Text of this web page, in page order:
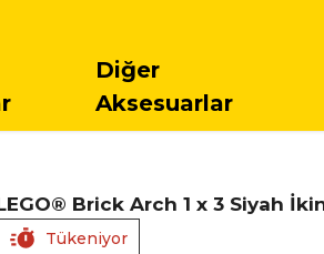
Diğer
Aksesuarlar
Brick Arch 1 x 3 Siyah
Tükeniyor